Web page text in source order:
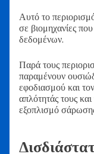
Αυτό το
σε βιομηχανίες
δεδομένων.
Παρά τους
παραμένουν
εφοδιασμού και
απλότητάς τους
εξοπλισμό